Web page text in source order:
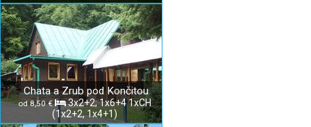
Chata a Zrub pod Končitou
od 8,50 €
3x2+2; 1x6+4 1xCH
(1x2+2, 1x4+1)